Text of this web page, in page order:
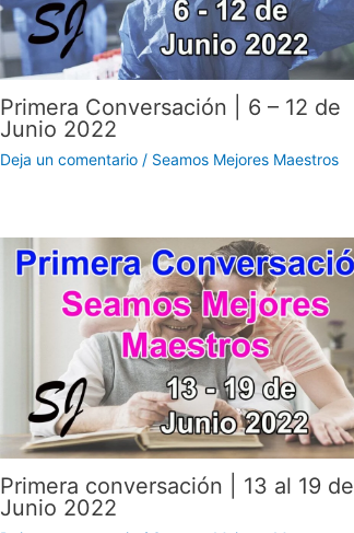
Primera Conversación | 6 – 12 de
Junio 2022
Deja un comentario / Seamos Mejores Maestros
Primera conversación | 13 al 19 de
Junio 2022